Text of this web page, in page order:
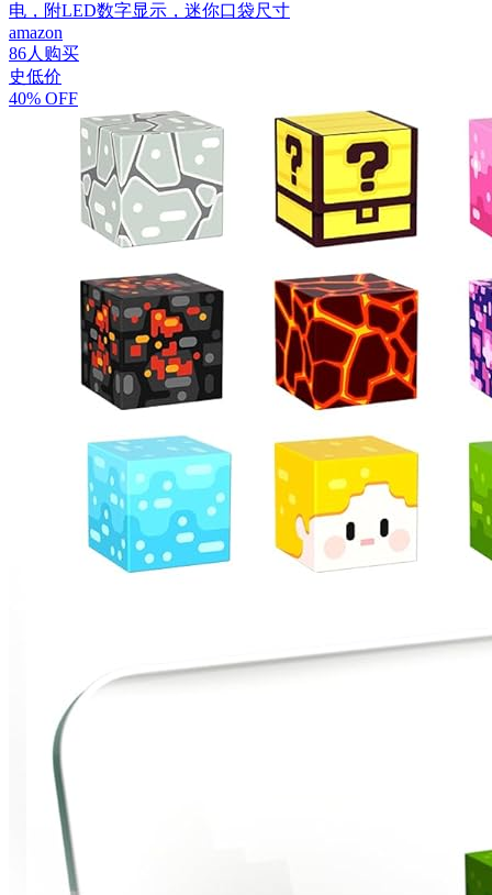
电，附LED数字显示，迷你口袋尺寸
amazon
86人购买
史低价
40% OFF